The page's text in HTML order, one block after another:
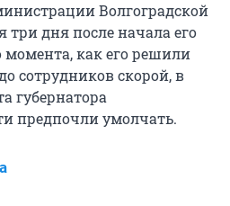
Волгоградской
три дня после начала его
момента, как его решили
сотрудников скорой, в
губернатора
предпочли умолчать.